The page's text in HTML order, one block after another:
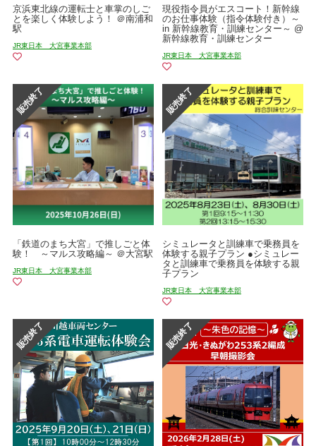
京浜東北線の運転士と車掌のしご
とを楽しく体験しよう！ ＠南浦和
駅
JR東日本 大宮事業本部
現役指令員がエスコート！新幹線
のお仕事体験（指令体験付き）～
in 新幹線教育・訓練センター～ @
新幹線教育・訓練センター
JR東日本 大宮事業本部
「鉄道のまち大宮」で推しごと体
験！ ～マルス攻略編～ ＠大宮駅
JR東日本 大宮事業本部
シミュレータと訓練車で乗務員を
体験する親子プラン ●シミュレー
タと訓練車で乗務員を体験する親
子プラン
JR東日本 大宮事業本部